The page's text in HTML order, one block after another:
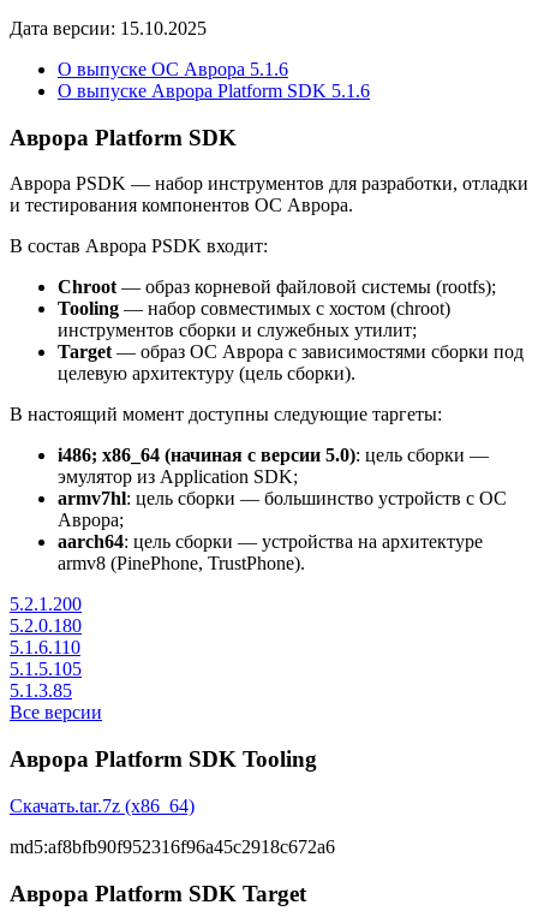
Дата версии: 15.10.2025
О выпуске ОС Аврора 5.1.6
О выпуске Аврора Platform SDK 5.1.6
Аврора Platform SDK
Аврора PSDK — набор инструментов для разработки, отладки
и тестирования компонентов ОС Аврора.
В состав Аврора PSDK входит:
Chroot— образ корневой файловой системы (rootfs);
Tooling — набор совместимых с хостом (chroot)
инструментов сборки и служебных утилит;
Target— образ ОС Аврора с зависимостями сборки под
целевую архитектуру (цель сборки).
В настоящий момент доступны следующие таргеты:
i486; x86_64 (начиная с версии 5.0): цель сборки —
эмулятор из Application SDK;
armv7hl: цель сборки — большинство устройств с ОС
Аврора;
aarch64: цель сборки — устройства на архитектуре
armv8 (PinePhone, TrustPhone).
5.2.1.200
5.2.0.180
5.1.6.110
5.1.5.105
5.1.3.85
Все версии
Аврора Platform SDK Tooling
Скачать.tar.7z (x86_64)
md5:af8bfb90f952316f96a45c2918c672a6
Аврора Platform SDK Target